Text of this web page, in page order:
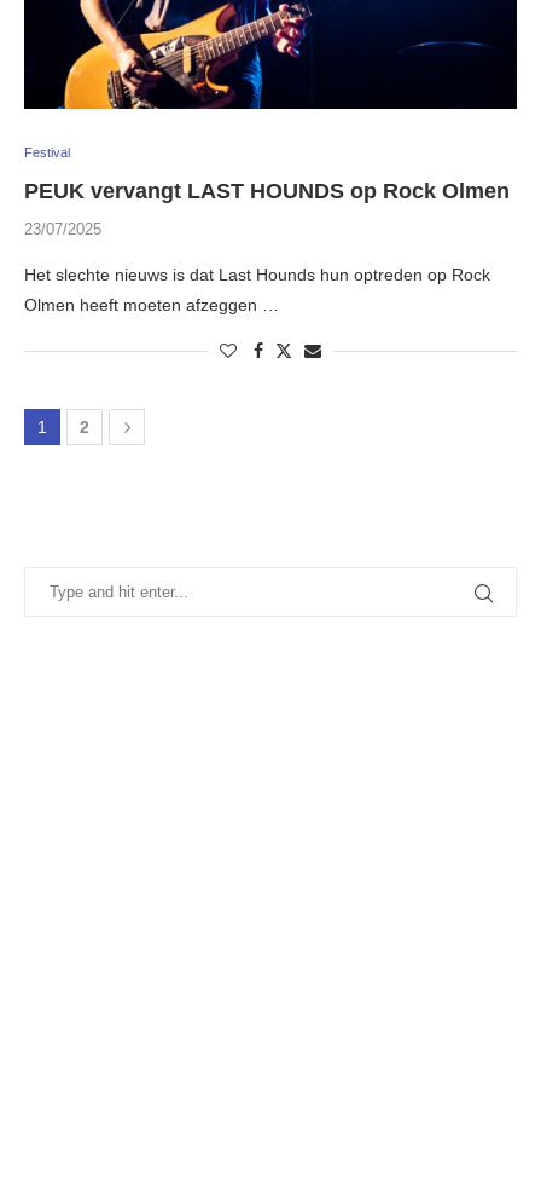
Festival
PEUK vervangt LAST HOUNDS op Rock Olmen
23/07/2025
Het slechte nieuws is dat Last Hounds hun optreden op Rock
Olmen heeft moeten afzeggen …
1 2